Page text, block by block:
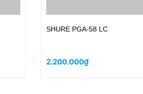
SHURE PGA-58 LC
2.200.000₫